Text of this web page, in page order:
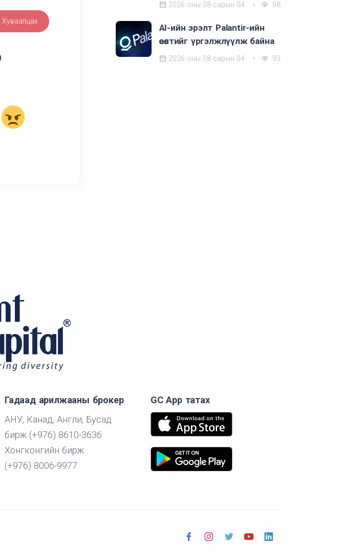
Хуваалцах
2026 оны 08 сарын 04 98
AI-ийн эрэлт Palantir-ийн
өсөлтийг үргэлжлүүлж байна
2026 оны 08 сарын 04 93
Гадаад арилжааны брокер
АНУ, Канад, Англи, Бусад
бирж (+976) 8610-3636
Хонгконгийн бирж
(+976) 8006-9977
GC App татах